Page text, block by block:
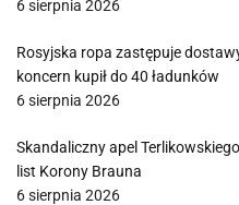
6 sierpnia 2026
Rosyjska ropa zastępuje
koncern kupił do 40 ładunków
6 sierpnia 2026
Skandaliczny apel
list Korony Brauna
6 sierpnia 2026